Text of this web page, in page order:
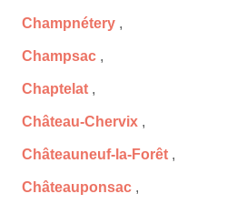
Champnétery ,
Champsac ,
Chaptelat ,
Château-Chervix ,
Châteauneuf-la-Forêt ,
Châteauponsac ,